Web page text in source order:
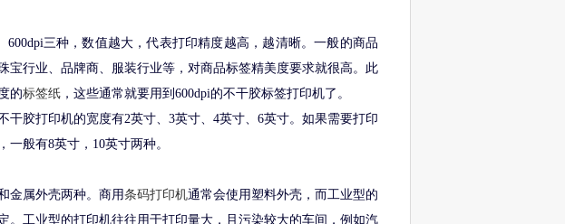
600dpi三种，数值越大，代表打印精度越高，越清晰。一般的商品
宝行业、品牌商、服装行业等，对商品标签精美度要求就很高。此
的标签纸 ，这些通常就要用到600dpi的不干胶标签打印机了。
干胶打印机的宽度有2英寸、3英寸、4英寸、6英寸。如果需要打印
般有8英寸，10英寸两种。
金属外壳两种。商用条码打印机通常会使用塑料外壳，而工业型的
。工业型的打印机往往用于打印量大，且污染较大的车间，例如汽